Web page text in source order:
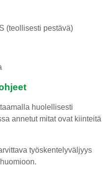
(teollisesti pestävä)
huolellisesti
annetut mitat ovat kiinteitä
työskentelyväljyys